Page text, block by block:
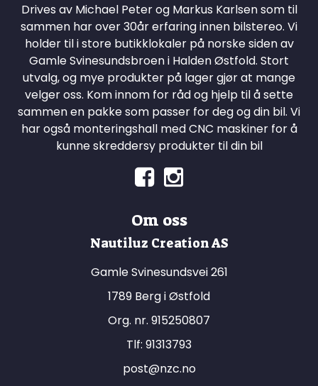
Drives av Michael Peter og Markus Karlsen som til
sammen har over 30år erfaring innen bilstereo. Vi
holder til i store butikklokaler på norske siden av
Gamle Svinesundsbroen i Halden Østfold. Stort
utvalg, og mye produkter på lager gjør at mange
velger oss. Kom innom for råd og hjelp til å sette
sammen en pakke som passer for deg og din bil. Vi
har også monteringshall med CNC maskiner for å
kunne skreddersy produkter til din bil
Om oss
Nautiluz Creation AS
Gamle Svinesundsvei 261
1789 Berg i Østfold
Org. nr. 915250807
Tlf: 91313793
post@nzc.no